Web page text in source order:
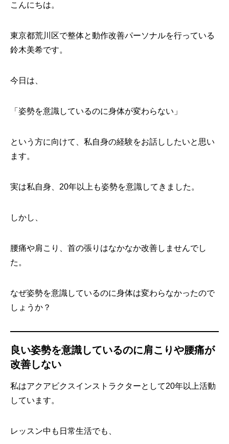
こんにちは。
東京都荒川区で整体と動作改善パーソナルを行っている
鈴木美希です。
今日は、
「姿勢を意識しているのに身体が変わらない」
という方に向けて、私自身の経験をお話ししたいと思い
ます。
実は私自身、20年以上も姿勢を意識してきました。
しかし、
腰痛や肩こり、首の張りはなかなか改善しませんでし
た。
なぜ姿勢を意識しているのに身体は変わらなかったので
しょうか？
良い姿勢を意識しているのに肩こりや腰痛が
改善しない
私はアクアビクスインストラクターとして20年以上活動
しています。
レッスン中も日常生活でも、